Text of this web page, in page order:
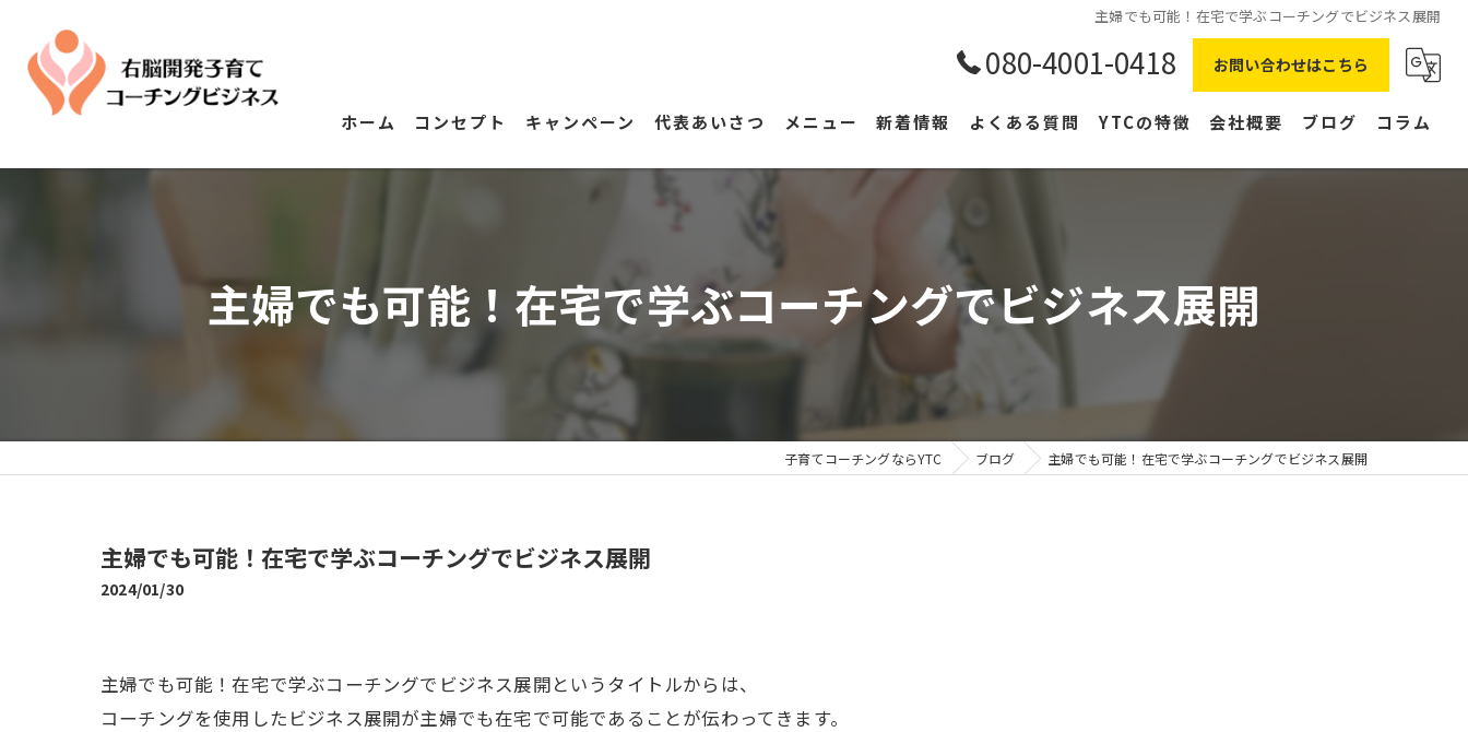
主婦でも可能！在宅で学ぶコーチングでビジネス展開
080-4001-0418 お問い合わせはこちら
ホーム コンセプト キャンペーン 代表あいさつ メニュー 新着情報 よくある質問 YTCの特徴
副業
右脳
会社概要 ブログ コラム
主婦でも可能！在宅で学ぶコーチングでビジネス展開
子育てコーチングならYTC ブログ 主婦でも可能！在宅で学ぶコーチングでビジネス展開
主婦でも可能！在宅で学ぶコーチングでビジネス展開
2024/01/30
主婦でも可能！在宅で学ぶコーチングでビジネス展開というタイトルからは、
コーチングを使用したビジネス展開が主婦でも在宅で可能であることが伝わってきます。